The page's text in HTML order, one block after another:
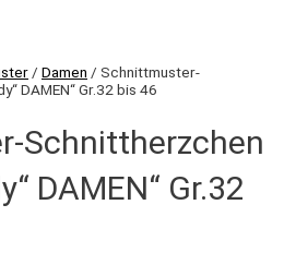
/ Damen / Schnittmuster-
DAMEN“ Gr.32 bis 46
Schnittherzchen
DAMEN“ Gr.32